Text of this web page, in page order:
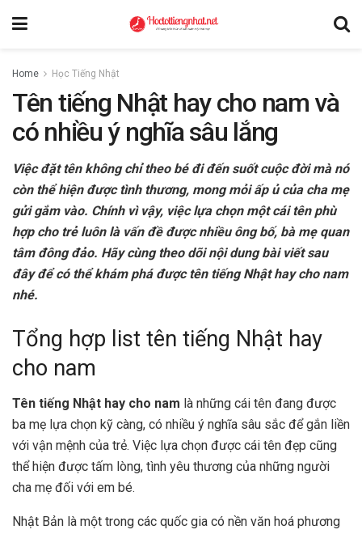
Home Học Tiếng Nhật
Tên tiếng Nhật hay cho nam và
có nhiều ý nghĩa sâu lắng
Việc đặt tên không chỉ theo bé đi đến suốt cuộc đời mà nó
còn thể hiện được tình thương, mong mỏi ấp ủ của cha mẹ
gửi gắm vào. Chính vì vậy, việc lựa chọn một cái tên phù
hợp cho trẻ luôn là vấn đề được nhiều ông bố, bà mẹ quan
tâm đông đảo. Hãy cùng theo dõi nội dung bài viết sau
đây để có thể khám phá được tên tiếng Nhật hay cho nam
nhé.
Tổng hợp list tên tiếng Nhật hay
cho nam
Tên tiếng Nhật hay cho nam là những cái tên đang được
ba mẹ lựa chọn kỹ càng, có nhiều ý nghĩa sâu sắc để gắn liền
với vận mệnh của trẻ. Việc lựa chọn được cái tên đẹp cũng
thể hiện được tấm lòng, tình yêu thương của những người
cha mẹ đối với em bé.
Nhật Bản là một trong các quốc gia có nền văn hoá phương